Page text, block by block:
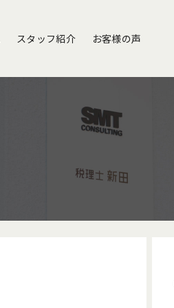
スタッフ紹介 お客様の声